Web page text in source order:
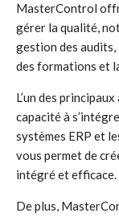
MasterControl
gérer la qualité,
gestion des
des formations et
L’un des
capacité à
systèmes ERP et
vous permet de
intégré et efficace.
De plus,